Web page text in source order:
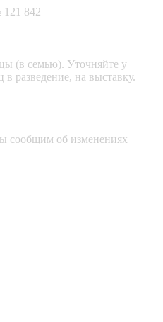
842
(в семью). Уточняйте у
разведение, на выставку.
сообщим об изменениях